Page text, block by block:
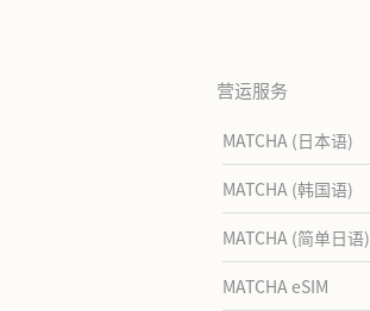
营运服务
MATCHA (日本语)
MATCHA (韩国语)
MATCHA (简单日语)
MATCHA eSIM